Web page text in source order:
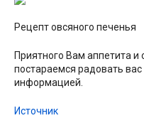
Рецепт овсяного печенья
Приятного Вам аппетита
постараемся радовать
информацией.
Источник